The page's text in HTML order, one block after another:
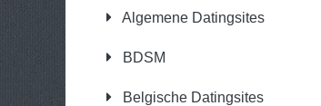
Algemene Datingsites
BDSM
Belgische Datingsites